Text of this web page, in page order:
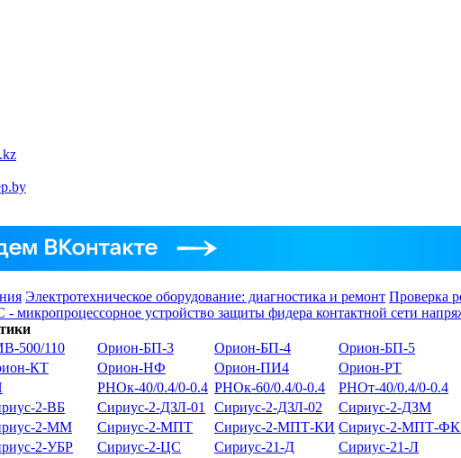
Электротехническое оборудование: диагностика и ремонт Проверка
устройство защиты фидера контактной сети
500/110 Орион-БП-3 Орион-БП-4 Орион-БП-5
КТ Орион-НФ Орион-ПИ4 Орион-РТ
РНОк-40/0.4/0-0.4 РНОк-60/0.4/0-0.4 РНОт-40/0.4/0-0.4
2-ВБ Сириус-2-ДЗЛ-01 Сириус-2-ДЗЛ-02 Сириус-2-ДЗМ
2-ММ Сириус-2-МПТ Сириус-2-МПТ-КИ Сириус-2-МПТ-
2-УБР Сириус-2-ЦС Сириус-21-Д Сириус-21-Л